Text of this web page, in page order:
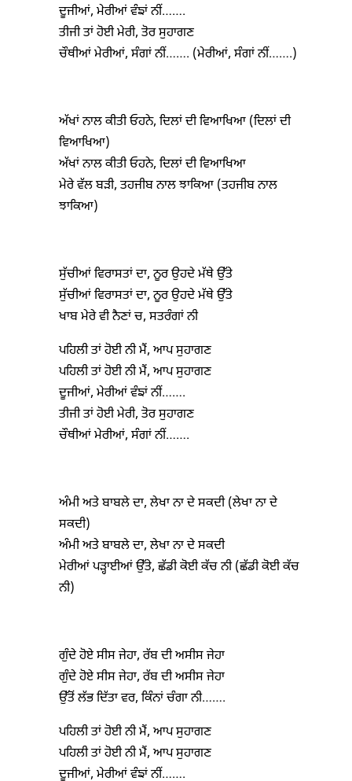
ਦੂਜੀਆਂ, ਮੇਰੀਆਂ ਵੰਙਾਂ ਨੀਂ…….
ਤੀਜੀ ਤਾਂ ਹੋਈ ਮੇਰੀ, ਤੋਰ ਸੁਹਾਗਣ
ਚੌਥੀਆਂ ਮੇਰੀਆਂ, ਸੰਗਾਂ ਨੀਂ……. (ਮੇਰੀਆਂ, ਸੰਗਾਂ ਨੀਂ…….)
ਅੱਖਾਂ ਨਾਲ ਕੀਤੀ ਓਹਨੇ, ਦਿਲਾਂ ਦੀ ਵਿਆਖਿਆ (ਦਿਲਾਂ ਦੀ
ਵਿਆਖਿਆ)
ਅੱਖਾਂ ਨਾਲ ਕੀਤੀ ਓਹਨੇ, ਦਿਲਾਂ ਦੀ ਵਿਆਖਿਆ
ਮੇਰੇ ਵੱਲ ਬੜੀ, ਤਹਜੀਬ ਨਾਲ ਝਾਕਿਆ (ਤਹਜੀਬ ਨਾਲ
ਝਾਕਿਆ)
ਸੁੱਚੀਆਂ ਵਿਰਾਸਤਾਂ ਦਾ, ਨੂਰ ਉਹਦੇ ਮੱਥੇ ਉੱਤੇ
ਸੁੱਚੀਆਂ ਵਿਰਾਸਤਾਂ ਦਾ, ਨੂਰ ਉਹਦੇ ਮੱਥੇ ਉੱਤੇ
ਖਾਬ ਮੇਰੇ ਵੀ ਨੈਣਾਂ ਚ, ਸਤਰੰਗਾਂ ਨੀ
ਪਹਿਲੀ ਤਾਂ ਹੋਈ ਨੀ ਮੈਂ, ਆਪ ਸੁਹਾਗਣ
ਪਹਿਲੀ ਤਾਂ ਹੋਈ ਨੀ ਮੈਂ, ਆਪ ਸੁਹਾਗਣ
ਦੂਜੀਆਂ, ਮੇਰੀਆਂ ਵੰਙਾਂ ਨੀਂ…….
ਤੀਜੀ ਤਾਂ ਹੋਈ ਮੇਰੀ, ਤੋਰ ਸੁਹਾਗਣ
ਚੌਥੀਆਂ ਮੇਰੀਆਂ, ਸੰਗਾਂ ਨੀਂ…….
ਅੰਮੀ ਅਤੇ ਬਾਬਲੇ ਦਾ, ਲੇਖਾ ਨਾ ਦੇ ਸਕਦੀ (ਲੇਖਾ ਨਾ ਦੇ
ਸਕਦੀ)
ਅੰਮੀ ਅਤੇ ਬਾਬਲੇ ਦਾ, ਲੇਖਾ ਨਾ ਦੇ ਸਕਦੀ
ਮੇਰੀਆਂ ਪੜ੍ਹਾਈਆਂ ਉੱਤੇ, ਛੱਡੀ ਕੋਈ ਕੱਚ ਨੀ (ਛੱਡੀ ਕੋਈ ਕੱਚ
ਨੀ)
ਗੁੰਦੇ ਹੋਏ ਸੀਸ ਜੇਹਾ, ਰੱਬ ਦੀ ਅਸੀਸ ਜੇਹਾ
ਗੁੰਦੇ ਹੋਏ ਸੀਸ ਜੇਹਾ, ਰੱਬ ਦੀ ਅਸੀਸ ਜੇਹਾ
ਉੱਤੋਂ ਲੱਭ ਦਿੱਤਾ ਵਰ, ਕਿੰਨਾਂ ਚੰਗਾ ਨੀ…….
ਪਹਿਲੀ ਤਾਂ ਹੋਈ ਨੀ ਮੈਂ, ਆਪ ਸੁਹਾਗਣ
ਪਹਿਲੀ ਤਾਂ ਹੋਈ ਨੀ ਮੈਂ, ਆਪ ਸੁਹਾਗਣ
ਦੂਜੀਆਂ, ਮੇਰੀਆਂ ਵੰਙਾਂ ਨੀਂ…….